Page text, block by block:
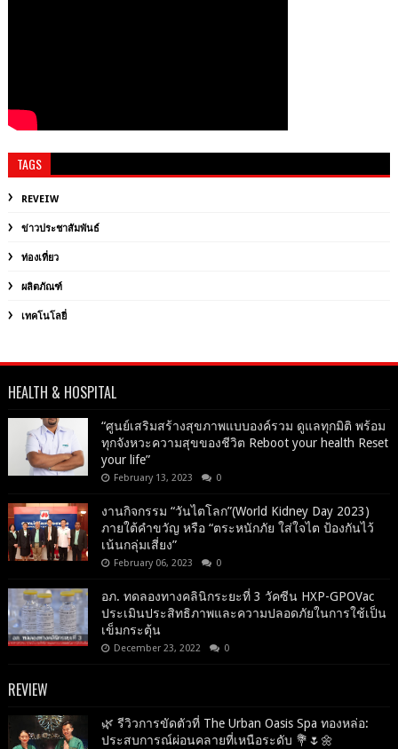
TAGS
REVEIW
ข่าวประชาสัมพันธ์
ท่องเที่ยว
ผลิตภัณฑ์
เทคโนโลยี่
HEALTH & HOSPITAL
“ศูนย์เสริมสร้างสุขภาพแบบองค์รวม ดูแลทุกมิติ พร้อม
ทุกจังหวะความสุขของชีวิต Reboot your health Reset
your life”
February 13, 2023 0
งานกิจกรรม “วันไตโลก”(World Kidney Day 2023)
ภายใต้คำขวัญ หรือ “ตระหนักภัย ใส่ใจไต ป้องกันไว้
เน้นกลุ่มเสี่ยง”
February 06, 2023 0
อภ. ทดลองทางคลินิกระยะที่ 3 วัคซีน HXP-GPOVac
ประเมินประสิทธิภาพและความปลอดภัยในการใช้เป็น
เข็มกระตุ้น
December 23, 2022 0
REVIEW
🌿 รีวิวการขัดตัวที่ The Urban Oasis Spa ทองหล่อ:
ประสบการณ์ผ่อนคลายที่เหนือระดับ 💐🌷🌼